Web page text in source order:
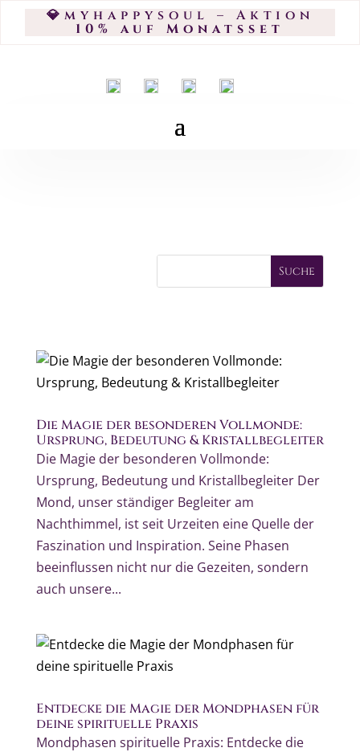
💎myhappysoul – Aktion
10% auf Monatsset
Die Magie der besonderen Vollmonde:
Ursprung, Bedeutung & Kristallbegleiter
Die Magie der besonderen Vollmonde:
Ursprung, Bedeutung und Kristallbegleiter Der
Mond, unser ständiger Begleiter am
Nachthimmel, ist seit Urzeiten eine Quelle der
Faszination und Inspiration. Seine Phasen
beeinflussen nicht nur die Gezeiten, sondern
auch unsere...
Entdecke die Magie der Mondphasen für
deine spirituelle Praxis
Mondphasen spirituelle Praxis: Entdecke die